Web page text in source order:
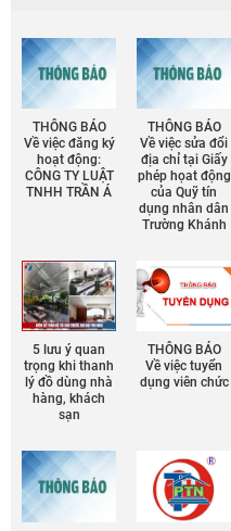
THÔNG BÁO
Về việc đăng ký
hoạt động:
CÔNG TY LUẬT
TNHH TRẦN Á
THÔNG BÁO
Về việc sửa đổi
địa chỉ tại Giấy
phép họat động
của Quỹ tín
dụng nhân dân
Trường Khánh
5 lưu ý quan
trọng khi thanh
lý đồ dùng nhà
hàng, khách
sạn
THÔNG BÁO
Về việc tuyển
dụng viên chức